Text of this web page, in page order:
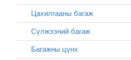
Цахилгааны багаж
Сүлжээний багаж
Багажны цүнх